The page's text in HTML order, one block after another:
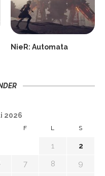
NieR: Automata
2026
F L S
1
2
7 8
9